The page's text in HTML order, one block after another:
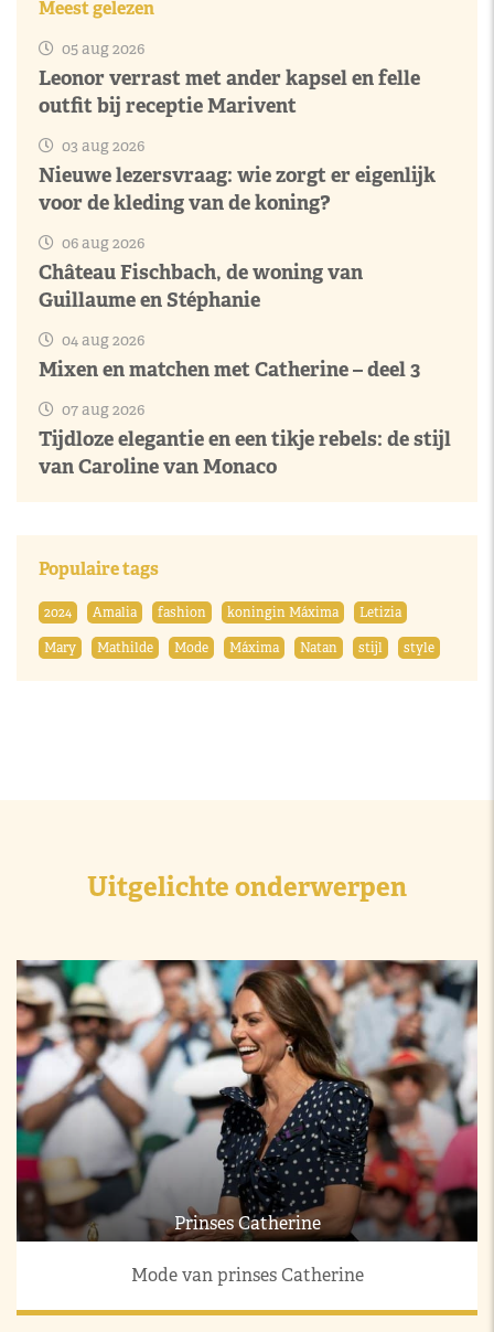
Meest gelezen
05 aug 2026
Leonor verrast met ander kapsel en felle
outfit bij receptie Marivent
03 aug 2026
Nieuwe lezersvraag: wie zorgt er eigenlijk
voor de kleding van de koning?
06 aug 2026
Château Fischbach, de woning van
Guillaume en Stéphanie
04 aug 2026
Mixen en matchen met Catherine – deel 3
07 aug 2026
Tijdloze elegantie en een tikje rebels: de stijl
van Caroline van Monaco
Populaire tags
2024 Amalia fashion koningin Máxima
Letizia
Mary
Mathilde Mode Máxima Natan stijl style
Uitgelichte onderwerpen
Prinses Catherine
Mode van prinses Catherine